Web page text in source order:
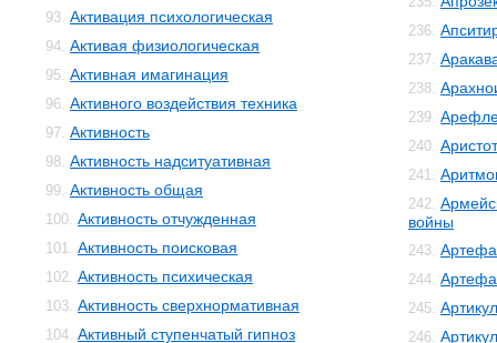
93. Активация психологическая
94. Активая физиологическая
95. Активная имагинация
96. Активного воздействия техника
97. Активность
98. Активность надситуативная
99. Активность общая
100. Активность отчужденная
101. Активность поисковая
102. Активность психическая
103. Активность сверхнормативная
104. Активный ступенчатый гипноз
236.
237.
238.
239.
240.
241.
242.
войны
243.
244.
245.
246.